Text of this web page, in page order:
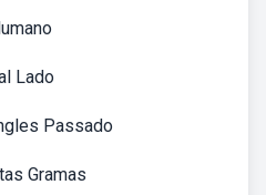
Lado
Passado
Gramas